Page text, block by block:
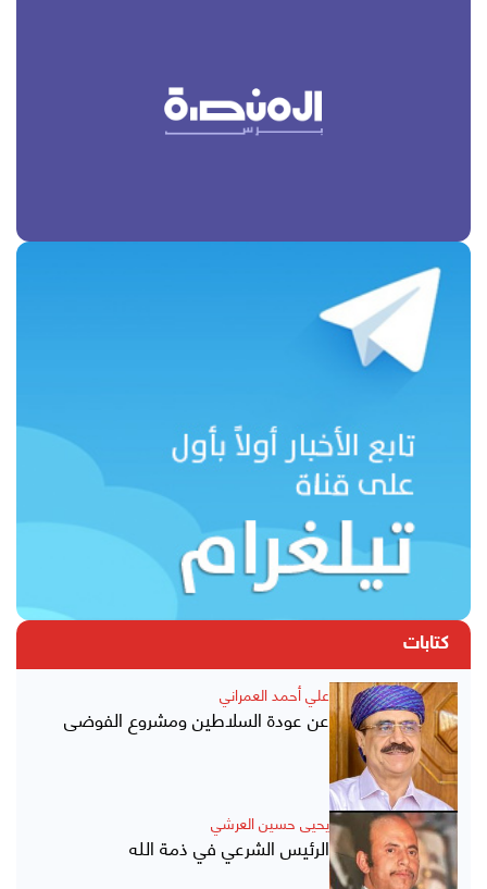
كتابات
علي أحمد العمراني
عن عودة السلاطين ومشروع الفوضى
يحيى حسين العرشي
الرئيس الشرعي في ذمة الله